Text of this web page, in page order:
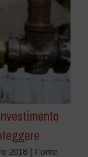
2018 | Fonte